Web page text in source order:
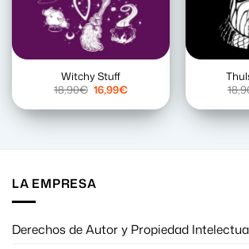
Witchy Stuff
18,90€ El
precio
original
era:
16,99€El
actual
es:
LA EMPRESA
Derechos de Autor y Propiedad